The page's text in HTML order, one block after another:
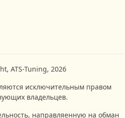
ATS-Tuning, 2026
исключительным правом
владельцев.
направляенную на обман